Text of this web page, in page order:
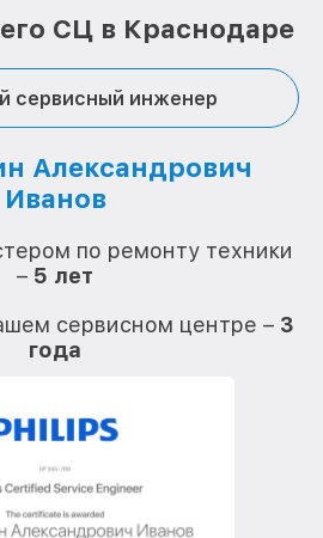
СЦ в Краснодаре
сервисный инженер
Александрович
Иванов
по ремонту техники
– 5 лет
сервисном центре – 3
года